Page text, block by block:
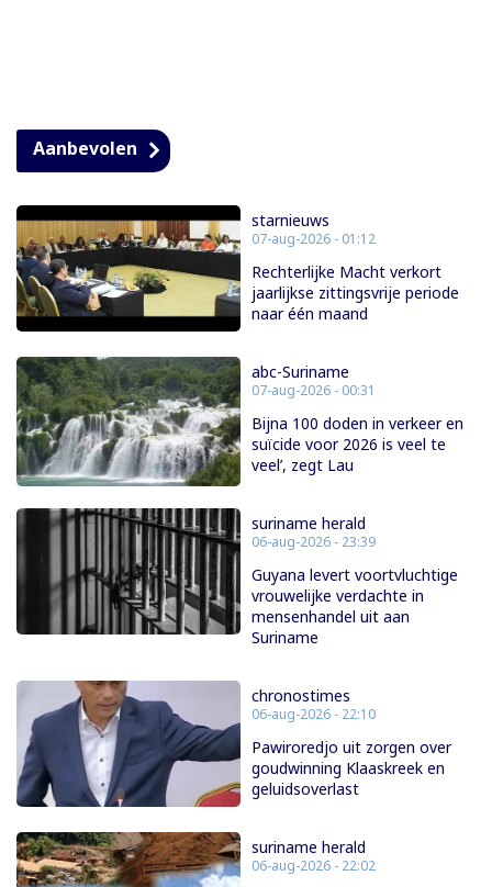
Aanbevolen
starnieuws
07-aug-2026 - 01:12
Rechterlijke Macht verkort
jaarlijkse zittingsvrije periode
naar één maand
abc-Suriname
07-aug-2026 - 00:31
Bijna 100 doden in verkeer en
suïcide voor 2026 is veel te
veel’, zegt Lau
suriname herald
06-aug-2026 - 23:39
Guyana levert voortvluchtige
vrouwelijke verdachte in
mensenhandel uit aan
Suriname
chronostimes
06-aug-2026 - 22:10
Pawiroredjo uit zorgen over
goudwinning Klaaskreek en
geluidsoverlast
suriname herald
06-aug-2026 - 22:02